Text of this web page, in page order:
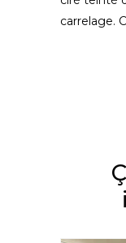
carrelage.